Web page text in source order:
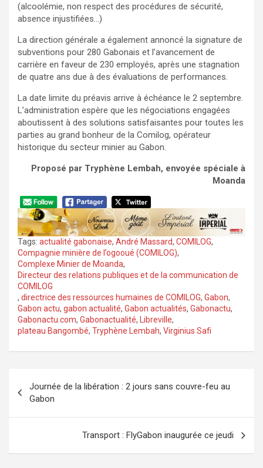
(alcoolémie, non respect des procédures de sécurité,
absence injustifiées…)
La direction générale a également annoncé la signature de
subventions pour 280 Gabonais et l’avancement de
carrière en faveur de 230 employés, après une stagnation
de quatre ans due à des évaluations de performances.
La date limite du préavis arrive à échéance le 2 septembre.
L’administration espère que les négociations engagées
aboutissent à des solutions satisfaisantes pour toutes les
parties au grand bonheur de la Comilog, opérateur
historique du secteur minier au Gabon.
Proposé par Tryphène Lembah, envoyée spéciale à
Moanda
Tags: actualité gabonaise, André Massard, COMILOG,
Compagnie minière de l’ogooué (COMILOG),
Complexe Minier de Moanda,
Directeur des relations publiques et de la communication de
COMILOG
, directrice des ressources humaines de COMILOG, Gabon,
Gabon actu, gabon actualité, Gabon actualités, Gabonactu,
Gabonactu.com, Gabonactualité, Libreville,
plateau Bangombé, Tryphène Lembah, Virginius Safi
de
l’article
Journée de la libération : 2 jours sans couvre-feu au
Gabon
Transport : FlyGabon inaugurée ce jeudi